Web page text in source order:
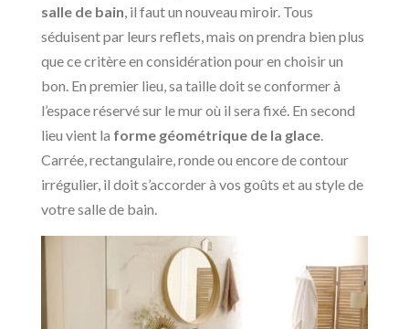
salle de bain, il faut un nouveau miroir. Tous
séduisent par leurs reflets, mais on prendra bien plus
que ce critère en considération pour en choisir un
bon. En premier lieu, sa taille doit se conformer à
l’espace réservé sur le mur où il sera fixé. En second
lieu vient la forme géométrique de la glace.
Carrée, rectangulaire, ronde ou encore de contour
irrégulier, il doit s’accorder à vos goûts et au style de
votre salle de bain.